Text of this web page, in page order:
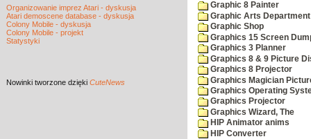
Organizowanie imprez Atari - dyskusja
Atari demoscene database - dyskusja
Colony Mobile - dyskusja
Colony Mobile - projekt
Statystyki
Nowinki tworzone dzięki CuteNews
Graphic 8 Painter
Graphic Arts Department
Graphic Shop
Graphics 15 Screen
Graphics 3 Planner
Graphics 8 & 9 Picture
Graphics 8 Projector
Graphics Magician
Graphics Operating
Graphics Projector
Graphics Wizard, The
HIP Animator anims
HIP Converter